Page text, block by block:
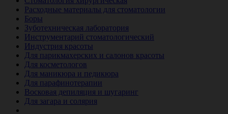
Расходные материалы для стоматологии
Боры
Зуботехническая лаборатория
Инструментарий стоматологический
Индустрия красоты
Для парикмахерских и салонов красоты
Для косметологов
Для маникюра и педикюра
Для парафинотерапии
Восковая депиляция и шугаринг
Для загара и солярия